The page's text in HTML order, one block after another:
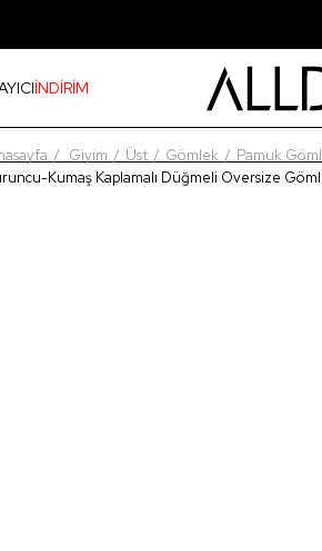
İNDİRİM
Giyim Üst Gömlek
Pamuk
Kumaş Kaplamalı Düğmeli Oversize